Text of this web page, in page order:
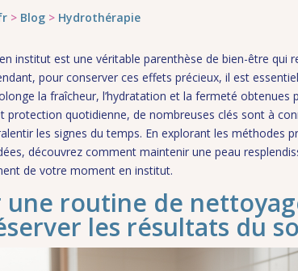
> Blog > Hydrothérapie
institut est une véritable parenthèse de bien-être qui
pour conserver ces effets précieux, il est
la fraîcheur, l’hydratation et la fermeté obtenues
protection quotidienne, de nombreuses clés sont à
les signes du temps. En explorant les méthodes
découvrez comment maintenir une peau
de votre moment en institut.
routine de
les résultats du